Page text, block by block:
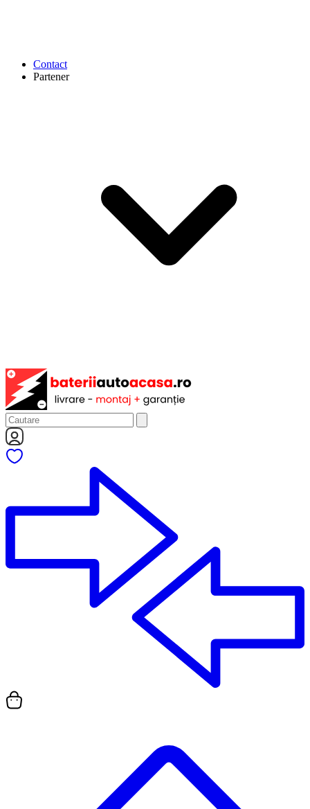
Contact
Partener